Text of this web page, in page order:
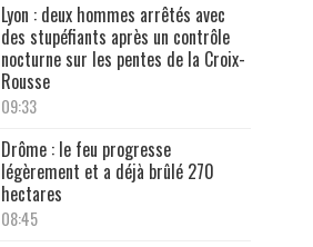
Lyon : deux hommes arrêtés avec
des stupéfiants après un contrôle
nocturne sur les pentes de la Croix-
Rousse
09:33
Drôme : le feu progresse
légèrement et a déjà brûlé 270
hectares
08:45